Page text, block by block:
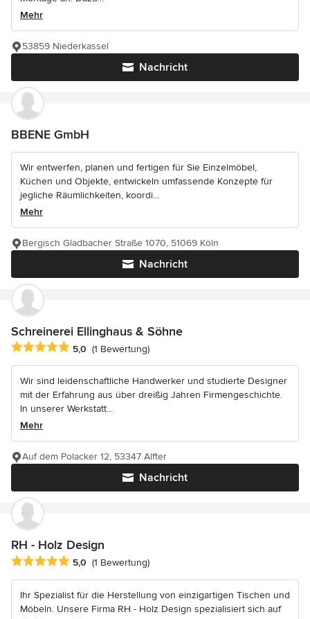
Mehr
Nachricht
53859 Niederkassel
BBENE GmbH
Wir entwerfen, planen und fertigen für Sie Einzelmöbel,
Küchen und Objekte, entwickeln umfassende Konzepte für
jegliche Räumlichkeiten, koordi...
Mehr
Nachricht
Bergisch Gladbacher Straße 1070, 51069 Köln
Schreinerei Ellinghaus & Söhne
Durchschnittliche Bewertung: 5 von 5 Sternen
5,0 (1 Bewertung)
Wir sind leidenschaftliche Handwerker und studierte Designer
mit der Erfahrung aus über dreißig Jahren Firmengeschichte.
In unserer Werkstatt...
Mehr
Nachricht
Auf dem Polacker 12, 53347 Alfter
RH - Holz Design
Durchschnittliche Bewertung: 5 von 5 Sternen
5,0 (1 Bewertung)
Ihr Spezialist für die Herstellung von einzigartigen Tischen und
Möbeln. Unsere Firma RH - Holz Design spezialisiert sich auf